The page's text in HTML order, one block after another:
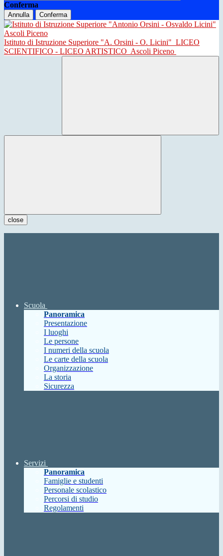
Conferma
Annulla Conferma
Istituto di Istruzione Superiore "A. Orsini - O. Licini" LICEO
SCIENTIFICO - LICEO ARTISTICO Ascoli Piceno
close
Scuola
Panoramica
Presentazione
I luoghi
Le persone
I numeri della scuola
Le carte della scuola
Organizzazione
La storia
Sicurezza
Servizi
Panoramica
Famiglie e studenti
Personale scolastico
Percorsi di studio
Regolamenti